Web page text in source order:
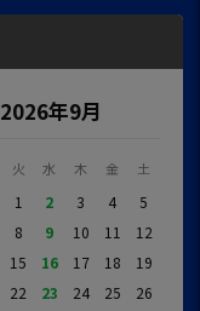
2026年9月
火 水 木 金 土
1 2 3 4
5
8 9 10 11
12
15 16 17 18
19
22 23 24 25
26